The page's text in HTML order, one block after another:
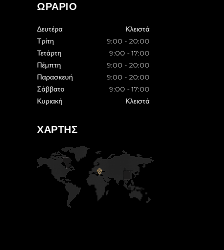
ΩΡΑΡΙΟ
Δευτέρα
Κλειστά
Τρίτη
9:00 - 20:00
Τετάρτη
9:00 - 17:00
Πέμπτη
9:00 - 20:00
Παρασκευή
9:00 - 20:00
Σάββατο
9:00 - 17:00
Κυριακή
Κλειστά
ΧΑΡΤΗΣ